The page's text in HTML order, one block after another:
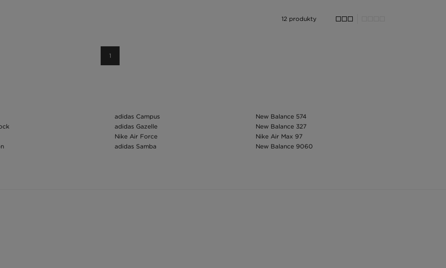
12 produkty
1
adidas Campus
adidas Gazelle
Nike Air Force
adidas Samba
New Balance 574
New Balance 327
Nike Air Max 97
New Balance 9060